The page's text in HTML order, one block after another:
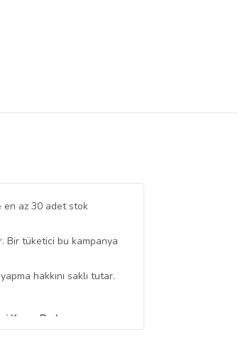
en az 30 adet stok
Bir tüketici bu kampanya
hakkını saklı tutar.
Kargo Bedava